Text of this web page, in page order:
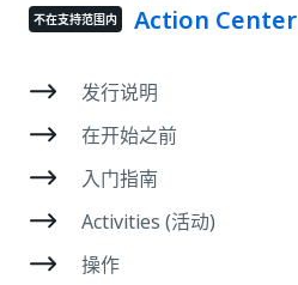
不在支持范围内 Action Center
发行说明
在开始之前
入门指南
Activities (活动)
操作